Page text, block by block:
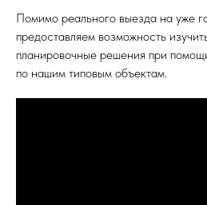
Помимо реального выезда на уже
предоставляем возможность
планировочные решения при
по нашим типовым объектам.